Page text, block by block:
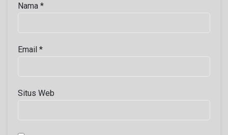
Nama *
Email *
Situs Web